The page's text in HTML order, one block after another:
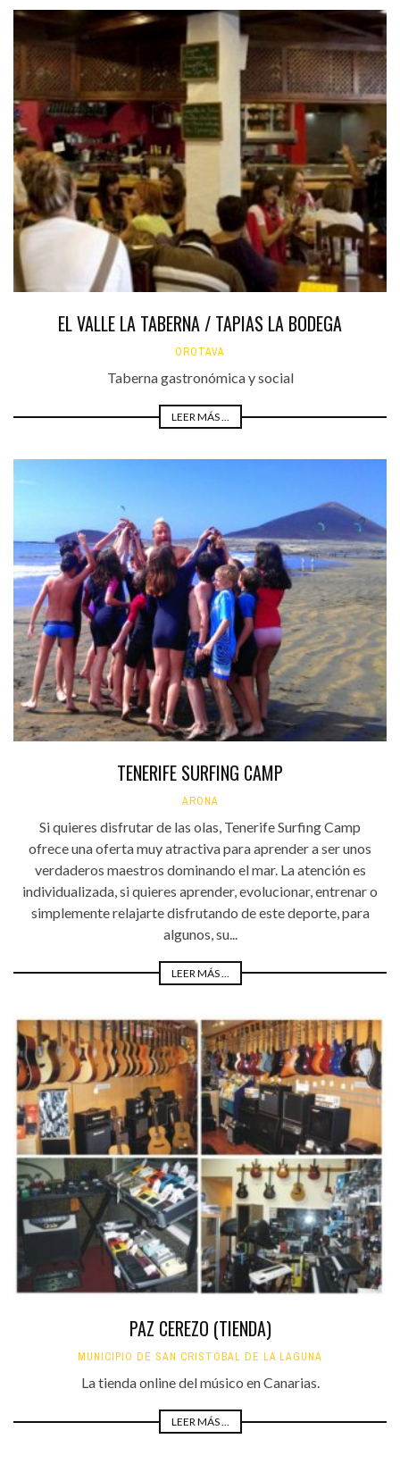
EL VALLE LA TABERNA / TAPIAS LA BODEGA
OROTAVA
Taberna gastronómica y social
LEER MÁS ...
TENERIFE SURFING CAMP
ARONA
Si quieres disfrutar de las olas, Tenerife Surfing Camp
ofrece una oferta muy atractiva para aprender a ser unos
verdaderos maestros dominando el mar. La atención es
individualizada, si quieres aprender, evolucionar, entrenar o
simplemente relajarte disfrutando de este deporte, para
algunos, su...
LEER MÁS ...
PAZ CEREZO (TIENDA)
MUNICIPIO DE SAN CRISTÓBAL DE LA LAGUNA
La tienda online del músico en Canarias.
LEER MÁS ...